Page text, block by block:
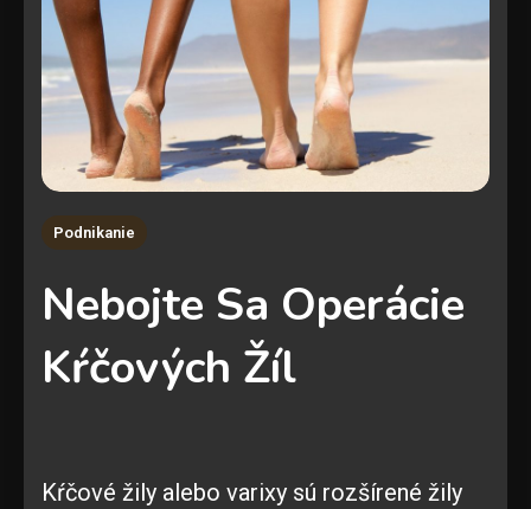
Podnikanie
Nebojte Sa Operácie
Kŕčových Žíl
Kŕčové žily alebo varixy sú rozšírené žily